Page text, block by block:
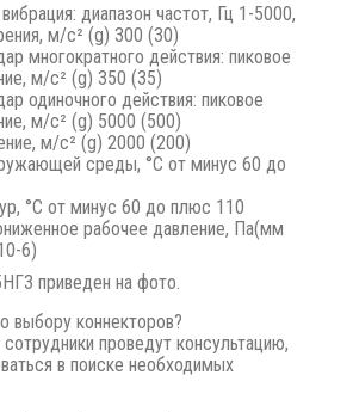
диапазон частот, Гц 1-5000,
м/с² (g) 300 (30)
многократного действия: пиковое
м/с² (g) 350 (35)
одиночного действия: пиковое
м/с² (g) 5000 (500)
м/с² (g) 2000 (200)
среды, °С от минус 60 до
°С от минус 60 до плюс 110
рабочее давление, Па(мм
6)
приведен на фото.
выбору коннекторов?
проведут консультацию,
в поиске необходимых